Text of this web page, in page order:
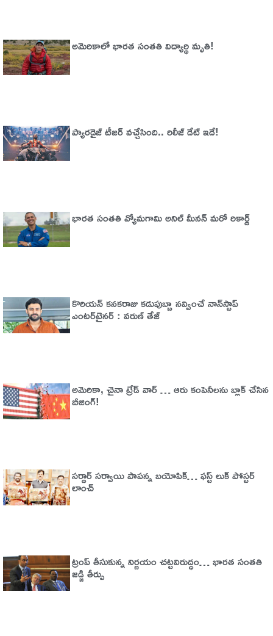
అమెరికాలో భార‌త సంత‌తి విద్యార్థి మృతి!
ప్యారడైజ్‌ టీజర్‌ వచ్చేసింది.. రిలీజ్‌ డేట్‌ ఇదే!
భారత సంతతి వ్యోమగామి అనిల్‌ మీనన్‌ మరో రికార్డ్‌
కొరియన్ కనకరాజు కడుపుబ్బా నవ్వించే నాన్‌స్టాప్
ఎంటర్‌టైనర్ : వరుణ్ తేజ్
అమెరికా, చైనా ట్రేడ్​​ వార్​ … ఆరు కంపెనీలను బ్లాక్​ చేసిన
బీజింగ్​!
సర్దార్ సర్వాయి పాపన్న బయోపిక్… ఫస్ట్ లుక్ పోస్టర్
లాంచ్
ట్రంప్‌ తీసుకున్న నిర్ణయం చట్టవిరుద్ధం… భారత సంతతి
జడ్జి తీర్పు